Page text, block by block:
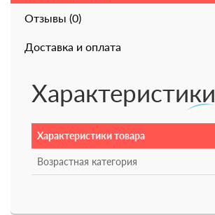
Отзывы (0)
Доставка и оплата
Характеристики
Характеристики товара
Возрастная категория